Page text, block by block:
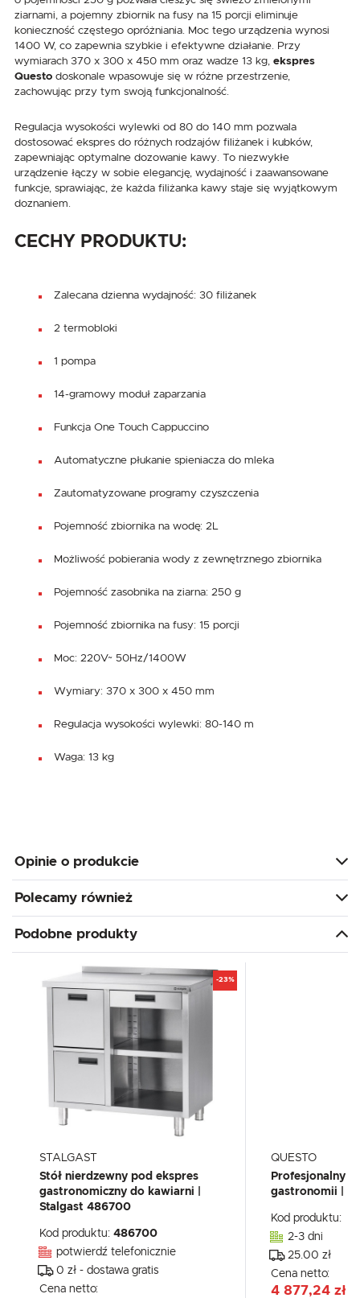
ziarnami, a pojemny zbiornik na fusy na 15 porcji eliminuje
konieczność częstego opróżniania. Moc tego urządzenia wynosi
1400 W, co zapewnia szybkie i efektywne działanie. Przy
wymiarach 370 x 300 x 450 mm oraz wadze 13 kg, ekspres
Questo doskonale wpasowuje się w różne przestrzenie,
zachowując przy tym swoją funkcjonalność.
Regulacja wysokości wylewki od 80 do 140 mm pozwala
dostosować ekspres do różnych rodzajów filiżanek i kubków,
zapewniając optymalne dozowanie kawy. To niezwykłe
urządzenie łączy w sobie elegancję, wydajność i zaawansowane
funkcje, sprawiając, że każda filiżanka kawy staje się wyjątkowym
doznaniem.
CECHY PRODUKTU:
Zalecana dzienna wydajność: 30 filiżanek
2 termobloki
1 pompa
14-gramowy moduł zaparzania
Funkcja One Touch Cappuccino
Automatyczne płukanie spieniacza do mleka
Zautomatyzowane programy czyszczenia
Pojemność zbiornika na wodę: 2L
Możliwość pobierania wody z zewnętrznego zbiornika
Pojemność zasobnika na ziarna: 250 g
Pojemność zbiornika na fusy: 15 porcji
Moc: 220V~ 50Hz/1400W
Wymiary: 370 x 300 x 450 mm
Regulacja wysokości wylewki: 80-140 m
Waga: 13 kg
Opinie o produkcie
Polecamy również
Podobne produkty
-23%
STALGAST
Stół nierdzewny pod ekspres
gastronomiczny do kawiarni |
Stalgast 486700
Kod produktu: 486700
potwierdź telefonicznie
0 zł - dostawa gratis
Cena netto:
QUESTO
Profesjonalny
gastronomii |
Kod produktu:
2-3 dni
25.00 zł
Cena netto:
4 877,24 zł